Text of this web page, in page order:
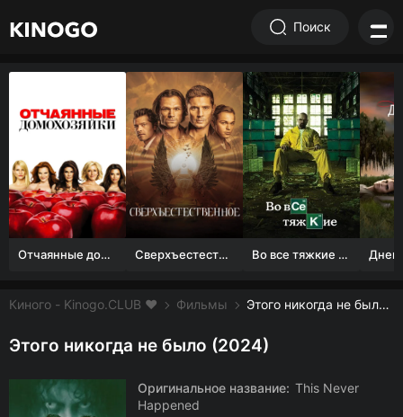
Поиск
Отчаянные домохозяйки (1 сезон) Сверхъестественное Во все тяжкие 1-5 сезон
Киного - Kinogo.CLUB ❤️ Фильмы Этого никогда не было смотреть онлайн бесплатно
Этого никогда не было (2024)
Оригинальное название: This Never
Happened